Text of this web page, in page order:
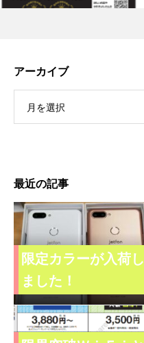
アーカイブ
月を選択
最近の記事
限定カラーが入荷し
ました！